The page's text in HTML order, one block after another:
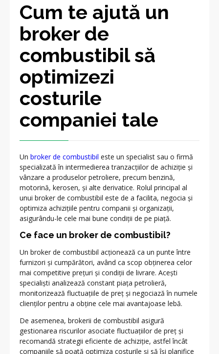
Cum te ajută un
broker de
combustibil să
optimizezi
costurile
companiei tale
Un broker de combustibil este un specialist sau o firmă
specializată în intermedierea tranzacțiilor de achiziție și
vânzare a produselor petroliere, precum benzină,
motorină, kerosen, și alte derivatice. Rolul principal al
unui broker de combustibil este de a facilita, negocia și
optimiza achizițiile pentru companii și organizații,
asigurându-le cele mai bune condiții de pe piață.
Ce face un broker de combustibil?
Un broker de combustibil acționează ca un punte între
furnizori și cumpărători, având ca scop obținerea celor
mai competitive prețuri și condiții de livrare. Acești
specialiști analizează constant piața petrolieră,
monitorizează fluctuațiile de preț și negociază în numele
clienților pentru a obține cele mai avantajoase lebă.
De asemenea, brokerii de combustibil asigură
gestionarea riscurilor asociate fluctuațiilor de preț și
recomandă strategii eficiente de achiziție, astfel încât
companiile să poată optimiza costurile și să își planifice